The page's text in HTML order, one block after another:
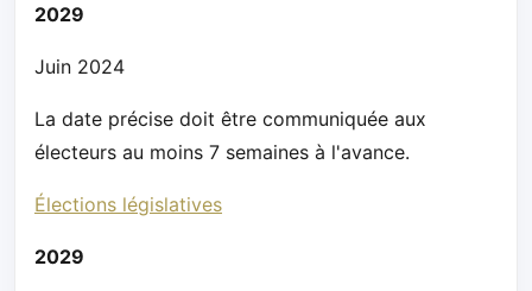
2029
Juin 2024
La date précise doit être communiquée aux
électeurs au moins 7 semaines à l'avance.
Élections législatives
2029